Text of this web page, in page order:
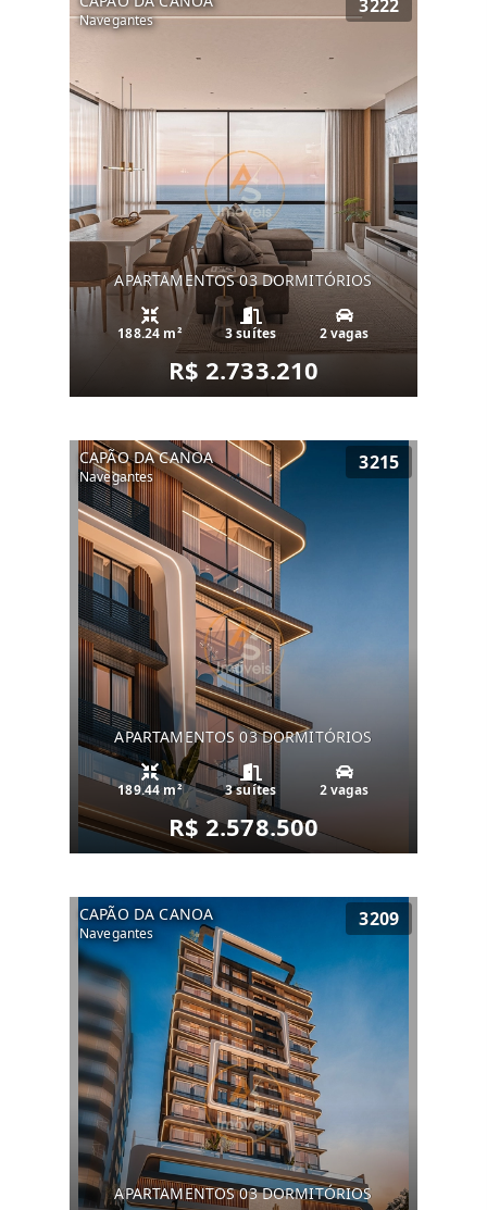
Navegantes
3222
APARTAMENTOS 03 DORMITÓRIOS
188.24 m² 3 suítes 2 vagas
R$ 2.733.210
CAPÃO DA CANOA
Navegantes
3215
APARTAMENTOS 03 DORMITÓRIOS
189.44 m² 3 suítes 2 vagas
R$ 2.578.500
CAPÃO DA CANOA
Navegantes
3209
APARTAMENTOS 03 DORMITÓRIOS